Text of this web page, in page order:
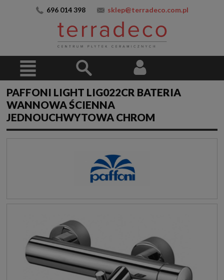
696 014 398 sklep@terradeco.com.pl
PAFFONI LIGHT LIG022CR BATERIA
WANNOWA ŚCIENNA
JEDNOUCHWYTOWA CHROM